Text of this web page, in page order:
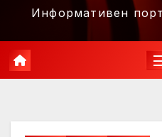
Информативен